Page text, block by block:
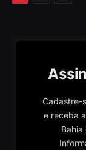
Cadastre-
e receba
Bahia